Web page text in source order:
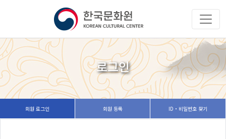
로그인
회원 로그인 회원 등록 ID・비밀번호 찾기